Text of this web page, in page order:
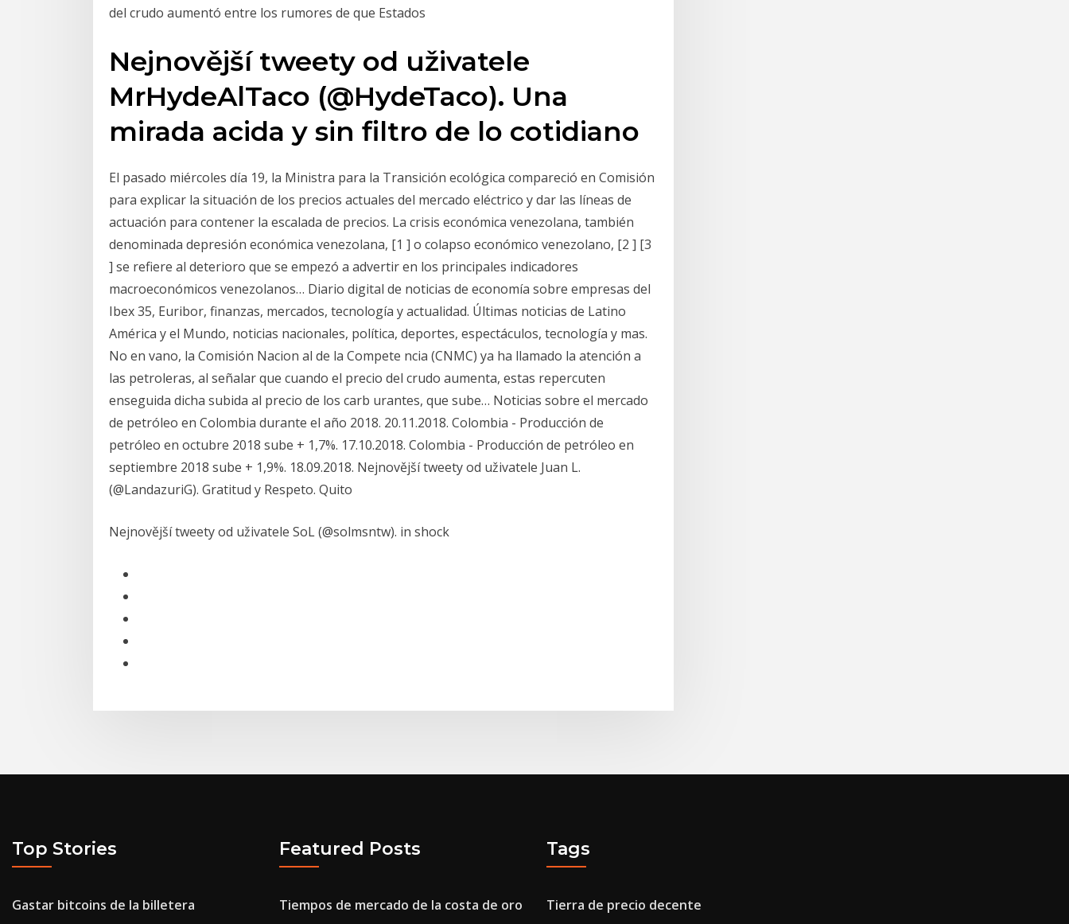
del crudo aumentó entre los rumores de que Estados
Nejnovější tweety od uživatele
MrHydeAlTaco (@HydeTaco). Una
mirada acida y sin filtro de lo cotidiano
El pasado miércoles día 19, la Ministra para la Transición ecológica compareció en Comisión
para explicar la situación de los precios actuales del mercado eléctrico y dar las líneas de
actuación para contener la escalada de precios. La crisis económica venezolana, también
denominada depresión económica venezolana, [1 ] o colapso económico venezolano, [2 ] [3
] se refiere al deterioro que se empezó a advertir en los principales indicadores
macroeconómicos venezolanos… Diario digital de noticias de economía sobre empresas del
Ibex 35, Euribor, finanzas, mercados, tecnología y actualidad. Últimas noticias de Latino
América y el Mundo, noticias nacionales, política, deportes, espectáculos, tecnología y mas.
No en vano, la Comisión Nacion al de la Compete ncia (CNMC) ya ha llamado la atención a
las petroleras, al señalar que cuando el precio del crudo aumenta, estas repercuten
enseguida dicha subida al precio de los carb urantes, que sube… Noticias sobre el mercado
de petróleo en Colombia durante el año 2018. 20.11.2018. Colombia - Producción de
petróleo en octubre 2018 sube + 1,7%. 17.10.2018. Colombia - Producción de petróleo en
septiembre 2018 sube + 1,9%. 18.09.2018. Nejnovější tweety od uživatele Juan L.
(@LandazuriG). Gratitud y Respeto. Quito
Nejnovější tweety od uživatele SoL (@solmsntw). in shock
Top Stories
Gastar bitcoins de la billetera
Featured Posts
Tiempos de mercado de la costa de oro
Tags
Tierra de precio decente